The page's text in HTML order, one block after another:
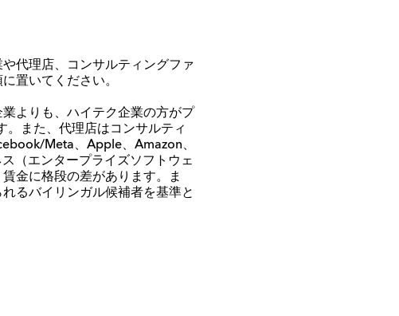
代理店、コンサルティングファ
置いてください。
よりも、ハイテク企業の方がプ
。また、代理店はコンサルティ
Meta、Apple、Amazon、
（エンタープライズソフトウェ
金に格段の差があります。ま
るバイリンガル候補者を基準と